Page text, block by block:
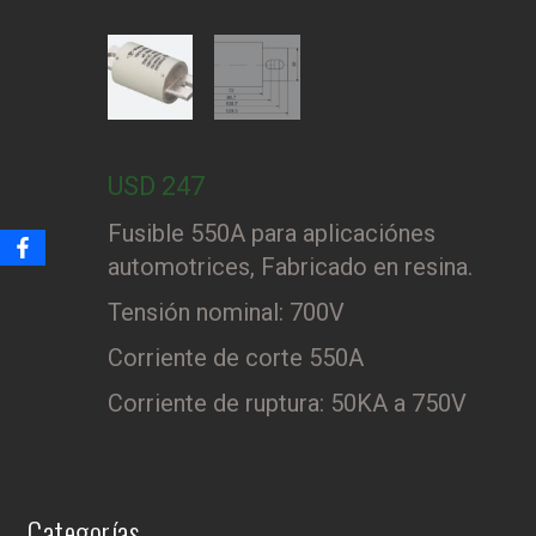
USD 247
Fusible 550A para aplicaciónes
automotrices, Fabricado en resina.
Tensión nominal: 700V
Corriente de corte 550A
Corriente de ruptura: 50KA a 750V